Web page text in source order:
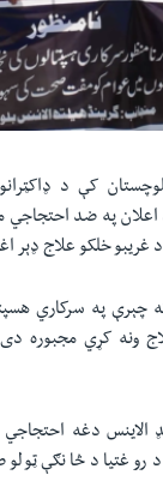
کې د
په ضد احتجاجي
خلکو علاج ډېر
په سرکاري
ونه کړي مجبوره
الاینس دغه
د څانګې ټولو